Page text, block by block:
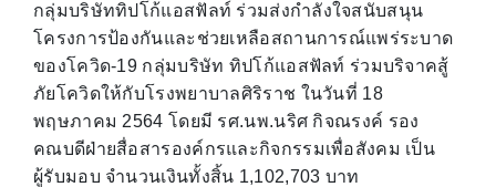
กลุ่มบริษัททิปโก้แอสฟัลท์​ ร่วมส่งกำลังใจสนับสนุน
โครงการป้องกันและช่วยเหลือสถานการณ์แพร่ระบาด
ของโควิด-19 กลุ่มบริษัท ทิปโก้แอสฟัลท์ ร่วมบริจาคสู้
ภัยโควิดให้กับโรงพยาบาลศิริราช ​ในวันที่ 18
พฤษภาคม 2564 โดยมี รศ.นพ.นริศ กิจณรงค์ ​รอง
คณบดีฝ่ายสื่อสารองค์กรและกิจกรรมเพื่อสังคม เป็น
ผู้รับมอบ จำนวนเงินทั้งสิ้น 1,102,703 บาท